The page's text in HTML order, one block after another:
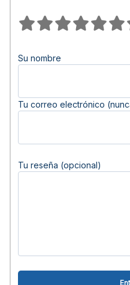
Su nombre
Tu correo electrónico
Tu reseña (opcional)